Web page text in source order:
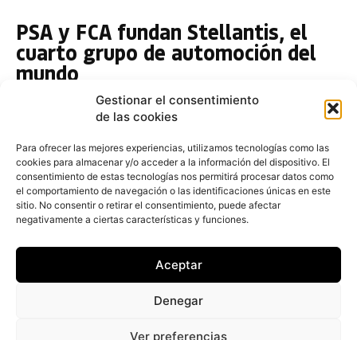
Gestionar el consentimiento
de las cookies
Para ofrecer las mejores experiencias, utilizamos tecnologías como las
cookies para almacenar y/o acceder a la información del dispositivo. El
consentimiento de estas tecnologías nos permitirá procesar datos como
el comportamiento de navegación o las identificaciones únicas en este
sitio. No consentir o retirar el consentimiento, puede afectar
negativamente a ciertas características y funciones.
Aceptar
Denegar
Ver preferencias
PSA y FCA fundan Stellantis, el
cuarto grupo de automoción del
mundo
16 de enero de 2021
La compañía automovilística Fiat Chrysler
vehículos Grupo PSA han culminado su proceso de
fusión, por lo que...
FCA distribuirá 2.900 millones en
dividendos antes de que nazca
Stellantis
Fiat Chrysler Automobiles distribuirá 2.900 millones
de euros en dividendos a sus accionistas antes de